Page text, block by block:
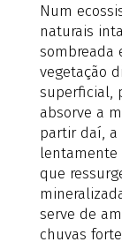
Num
naturais
sombreada
vegetação
superficial,
absorve a
partir daí, a
lentamente
que
serve de
chuvas